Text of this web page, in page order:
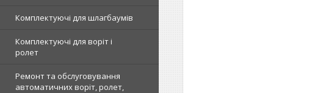
Комплектуючі для шлагбаумів
Комплектуючі для воріт і
ролет
Ремонт та обслуговування
автоматичних воріт, ролет,